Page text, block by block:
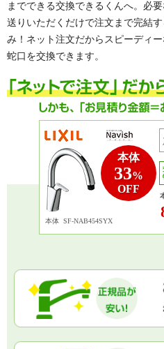
までできる交換できるくんへ。必
送りいただくだけで注文まで完結
み！ネット注文だからスピーディ
蛇口を交換できます。
本体
33%
OFF
本体 SF-NAB454SYX